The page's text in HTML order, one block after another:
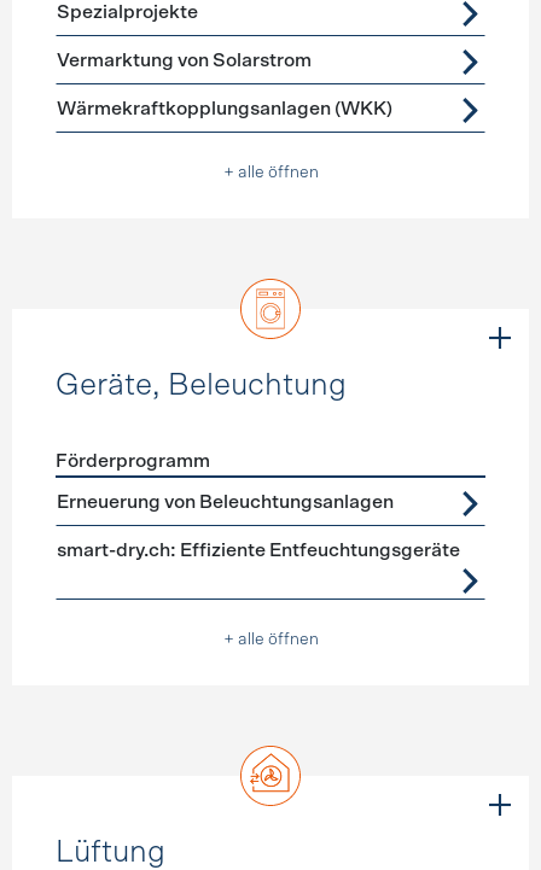
Spezialprojekte
Vermarktung von Solarstrom
Wärmekraftkopplungsanlagen (WKK)
+ alle öffnen
Geräte, Beleuchtung
Förderprogramme Geräte, Beleuchtung
Förderprogramm
Erneuerung von Beleuchtungsanlagen
smart-dry.ch: Effiziente Entfeuchtungsgeräte
+ alle öffnen
Lüftung